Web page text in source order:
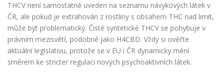
THCV není samostatně uveden na seznamu návykových látek v
ČR, ale pokud je extrahován z rostliny s obsahem THC nad limit,
může být problematický. Čisté syntetické THCV se pohybuje v
právním mezisvětí, podobně jako H4CBD. Vždy si ověřte
aktuální legislativu, protože se v EU i ČR dynamicky mění
směrem ke stricter regulaci nových psychoaktivních látek.